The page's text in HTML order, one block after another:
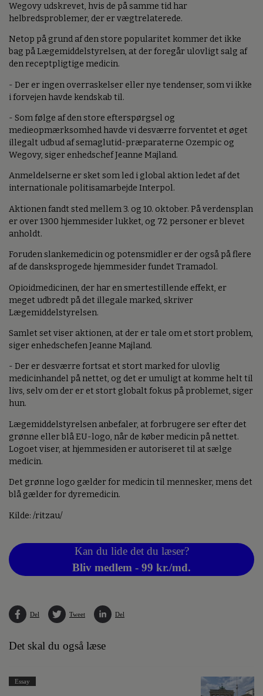
Wegovy udskrevet, hvis de på samme tid har
helbredsproblemer, der er vægtrelaterede.
Netop på grund af den store popularitet kommer det ikke
bag på Lægemiddelstyrelsen, at der foregår ulovligt salg af
den receptpligtige medicin.
- Der er ingen overraskelser eller nye tendenser, som vi ikke
i forvejen havde kendskab til.
- Som følge af den store efterspørgsel og
medieopmærksomhed havde vi desværre forventet et øget
illegalt udbud af semaglutid-præparaterne Ozempic og
Wegovy, siger enhedschef Jeanne Majland.
Anmeldelserne er sket som led i global aktion ledet af det
internationale politisamarbejde Interpol.
Aktionen fandt sted mellem 3. og 10. oktober. På verdensplan
er over 1300 hjemmesider lukket, og 72 personer er blevet
anholdt.
Foruden slankemedicin og potensmidler er der også på flere
af de dansksprogede hjemmesider fundet Tramadol.
Opioidmedicinen, der har en smertestillende effekt, er
meget udbredt på det illegale marked, skriver
Lægemiddelstyrelsen.
Samlet set viser aktionen, at der er tale om et stort problem,
siger enhedschefen Jeanne Majland.
- Der er desværre fortsat et stort marked for ulovlig
medicinhandel på nettet, og det er umuligt at komme helt til
livs, selv om der er et stort globalt fokus på problemet, siger
hun.
Lægemiddelstyrelsen anbefaler, at forbrugere ser efter det
grønne eller blå EU-logo, når de køber medicin på nettet.
Logoet viser, at hjemmesiden er autoriseret til at sælge
medicin.
Det grønne logo gælder for medicin til mennesker, mens det
blå gælder for dyremedicin.
Kilde: /ritzau/
Kan du lide det du læser?
Bliv medlem - 99 kr./md.
Del Tweet Del
Det skal du også læse
Essay